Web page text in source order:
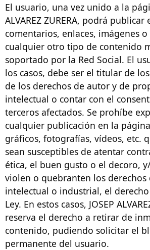
El usuario, una vez unido a la
ALVAREZ ZURERA, podrá
comentarios, enlaces, imágenes
cualquier otro tipo de contenido
soportado por la Red Social. El
los casos, debe ser el titular de
de los derechos de autor y de
intelectual o contar con el
terceros afectados. Se prohíbe
cualquier publicación en la
gráficos, fotografías, vídeos, etc.
sean susceptibles de atentar
ética, el buen gusto o el decoro,
violen o quebranten los
intelectual o industrial, el
Ley. En estos casos, JOSEP
reserva el derecho a retirar de
contenido, pudiendo solicitar el
permanente del usuario.